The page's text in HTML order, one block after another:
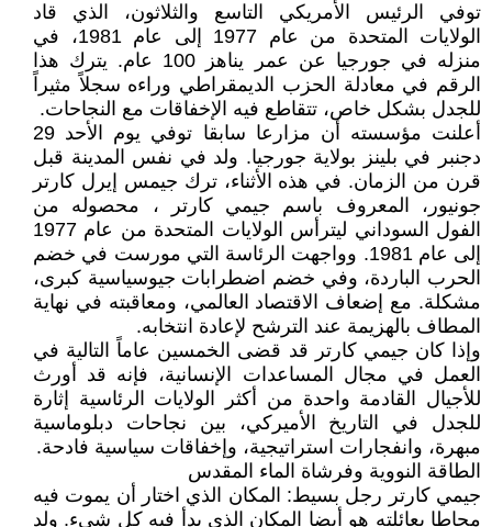
توفي الرئيس الأمريكي التاسع والثلاثون، الذي قاد
الولايات المتحدة من عام 1977 إلى عام 1981، في
منزله في جورجيا عن عمر يناهز 100 عام. يترك هذا
الرقم في معادلة الحزب الديمقراطي وراءه سجلاً مثيراً
للجدل بشكل خاص، تتقاطع فيه الإخفاقات مع النجاحات.
أعلنت مؤسسته أن مزارعا سابقا توفي يوم الأحد 29
دجنبر في بلينز بولاية جورجيا. ولد في نفس المدينة قبل
قرن من الزمان. في هذه الأثناء، ترك جيمس إيرل كارتر
جونيور، المعروف باسم جيمي كارتر ، محصوله من
الفول السوداني ليترأس الولايات المتحدة من عام 1977
إلى عام 1981. وواجهت الرئاسة التي مورست في خضم
الحرب الباردة، وفي خضم اضطرابات جيوسياسية كبرى،
مشكلة. مع إضعاف الاقتصاد العالمي، ومعاقبته في نهاية
المطاف بالهزيمة عند الترشح لإعادة انتخابه.
وإذا كان جيمي كارتر قد قضى الخمسين عاماً التالية في
العمل في مجال المساعدات الإنسانية، فإنه قد أورث
للأجيال القادمة واحدة من أكثر الولايات الرئاسية إثارة
للجدل في التاريخ الأميركي، بين نجاحات دبلوماسية
مبهرة، وانفجارات استراتيجية، وإخفاقات سياسية فادحة.
الطاقة النووية وفرشاة الماء المقدس
جيمي كارتر رجل بسيط: المكان الذي اختار أن يموت فيه
محاطا بعائلته هو أيضا المكان الذي بدأ فيه كل شيء. ولد